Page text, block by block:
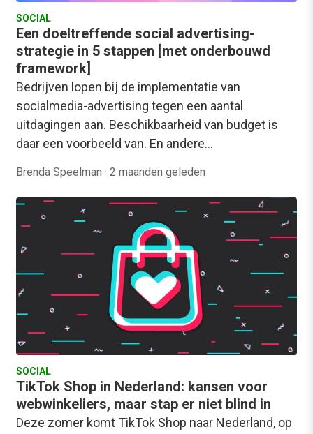
SOCIAL
Een doeltreffende social advertising-
strategie in 5 stappen [met onderbouwd
framework]
Bedrijven lopen bij de implementatie van
socialmedia-advertising tegen een aantal
uitdagingen aan. Beschikbaarheid van budget is
daar een voorbeeld van. En andere…
Brenda Speelman · 2 maanden geleden
SOCIAL
TikTok Shop in Nederland: kansen voor
webwinkeliers, maar stap er niet blind in
Deze zomer komt TikTok Shop naar Nederland, op